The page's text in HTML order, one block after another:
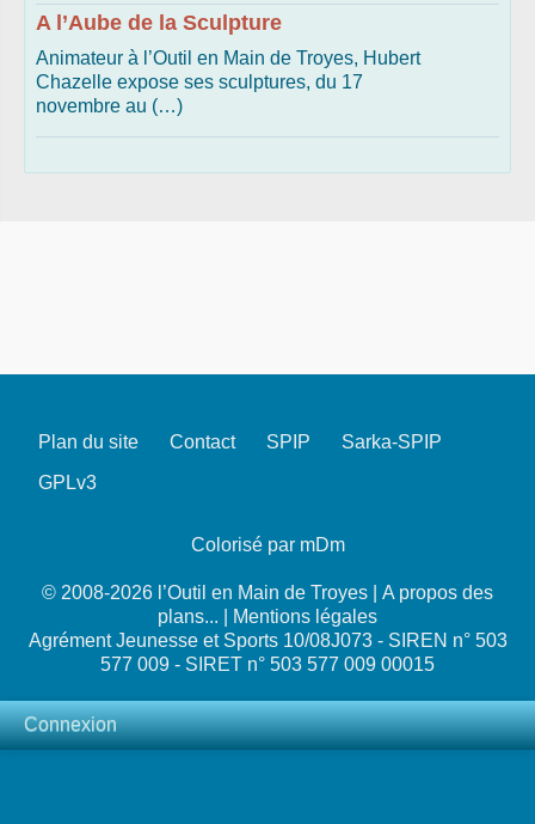
A l’Aube de la Sculpture
Animateur à l’Outil en Main de Troyes, Hubert
Chazelle expose ses sculptures, du 17
novembre au (…)
Plan du site Contact SPIP
Sarka-SPIP
GPLv3
Colorisé par mDm
© 2008-2026 l’Outil en Main de Troyes | A propos des
plans...
Mentions légales
Agrément Jeunesse et Sports 10/08J073 - SIREN n° 503
577 009 - SIRET n° 503 577 009 00015
Connexion